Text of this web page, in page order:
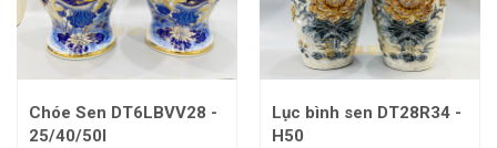
Chóe Sen DT6LBVV28 -
25/40/50l
Lục bình sen DT28R34 -
H50